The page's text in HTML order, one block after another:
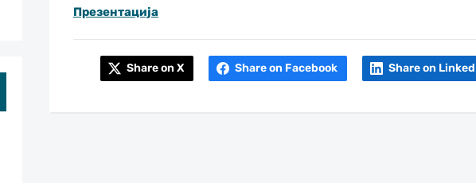
Презентација
Share on X Share on Facebook Share on